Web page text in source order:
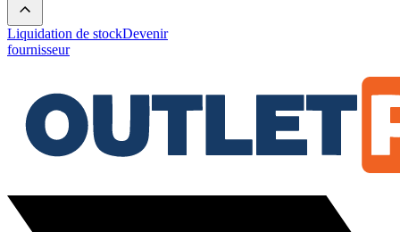
Liquidation de stockDevenir
fournisseur